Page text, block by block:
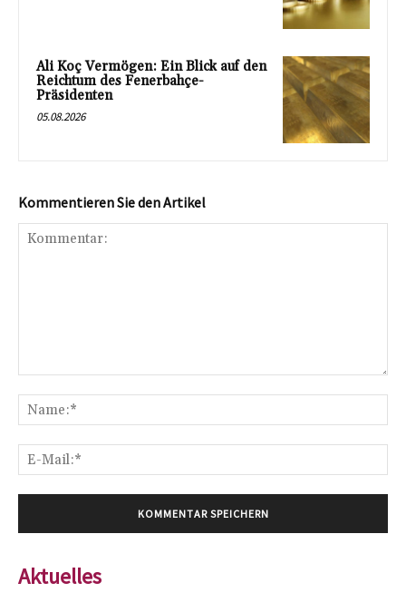
Ali Koç Vermögen: Ein Blick auf den
Reichtum des Fenerbahçe-
Präsidenten
05.08.2026
Kommentieren Sie den Artikel
Aktuelles